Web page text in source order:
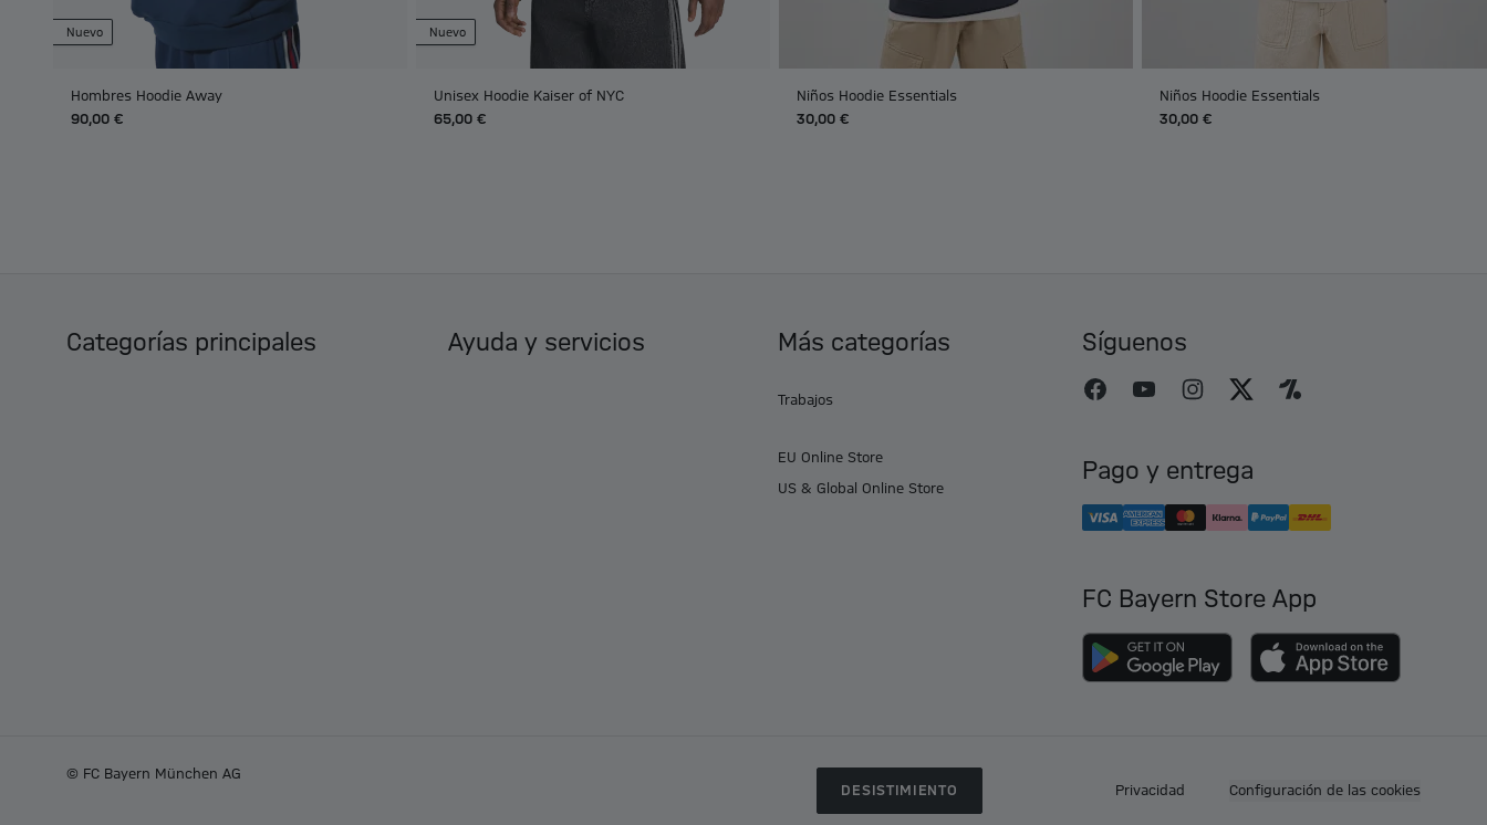
Nuevo
Hombres Hoodie Away
90,00 €
Nuevo
Unisex Hoodie Kaiser of NYC
65,00 €
Niños Hoodie Essentials
30,00 €
Niños Hoodie Essentials
30,00 €
Categorías principales Ayuda y servicios Más categorías
Trabajos
EU Online Store
US & Global Online Store
Síguenos
Pago y entrega
FC Bayern Store App
© FC Bayern München AG
DESISTIMIENTO
Privacidad Configuración de las cookies